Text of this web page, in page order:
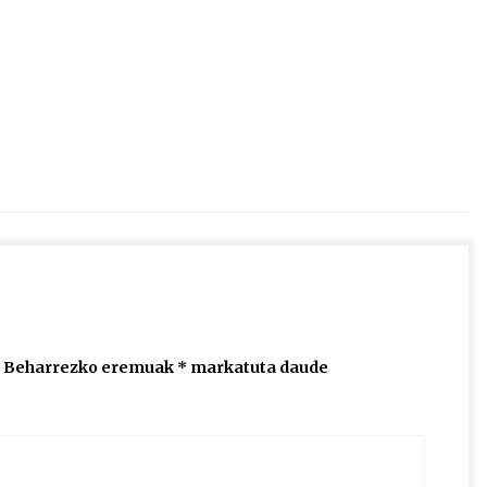
Beharrezko eremuak * markatuta daude